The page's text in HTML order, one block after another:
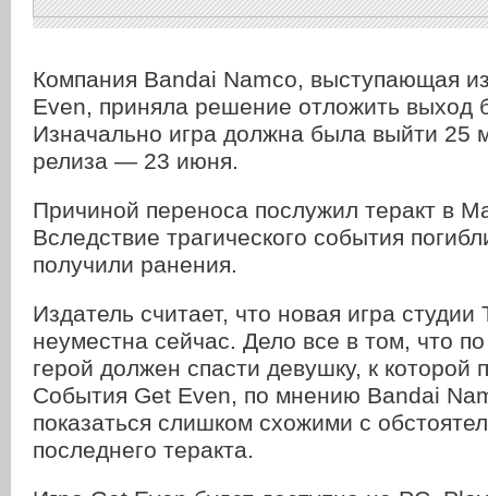
Компания Bandai Namco, выступающая
Even, приняла решение отложить выход
Изначально игра должна была выйти 25
релиза — 23 июня.
Причиной переноса послужил теракт в
Вследствие трагического события
получили ранения.
Издатель считает, что новая игра
неуместна сейчас. Дело все в том, что
герой должен спасти девушку, к которой
События Get Even, по мнению Bandai
показаться слишком схожими с
последнего теракта.